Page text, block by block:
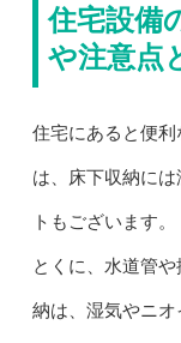
住宅設備
や注意点
住宅にあると便
は、床下収納に
トもございます。
とくに、水道管
納は、湿気やニ